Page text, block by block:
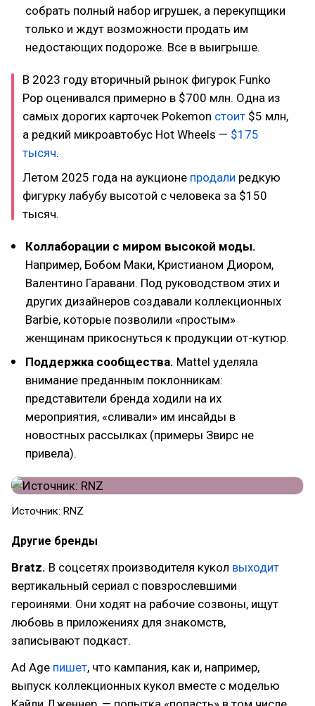
собрать полный набор игрушек, а перекупщики
только и ждут возможности продать им
недостающих подороже. Все в выигрыше.
В 2023 году вторичный рынок фигурок Funko
Pop оценивался примерно в $700 млн. Одна из
самых дорогих карточек Pokemon стоит $5 млн,
а редкий микроавтобус Hot Wheels — $175
тысяч.
Летом 2025 года на аукционе продали редкую
фигурку лабубу высотой с человека за $150
тысяч.
Коллаборации с миром высокой моды.
Например, Бобом Маки, Кристианом Диором,
Валентино Гаравани. Под руководством этих и
других дизайнеров создавали коллекционных
Barbie, которые позволили «простым»
женщинам прикоснуться к продукции от-кутюр.
Поддержка сообщества. Mattel уделяла
внимание преданным поклонникам:
представители бренда ходили на их
мероприятия, «сливали» им инсайды в
новостных рассылках (примеры Звирс не
привела).
Источник: RNZ
Другие бренды
Bratz. В соцсетях производителя кукол выходит
вертикальный сериал с повзрослевшими
героинями. Они ходят на рабочие созвоны, ищут
любовь в приложениях для знакомств,
записывают подкаст.
Ad Age пишет, что кампания, как и, например,
выпуск коллекционных кукол вместе с моделью